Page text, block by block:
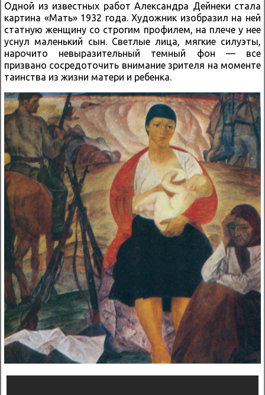
Одной из известных работ Александра Дейнеки стала
картина «Мать» 1932 года. Художник изобразил на ней
статную женщину со строгим профилем, на плече у нее
уснул маленький сын. Светлые лица, мягкие силуэты,
нарочито невыразительный темный фон — все
призвано сосредоточить внимание зрителя на моменте
таинства из жизни матери и ребенка.